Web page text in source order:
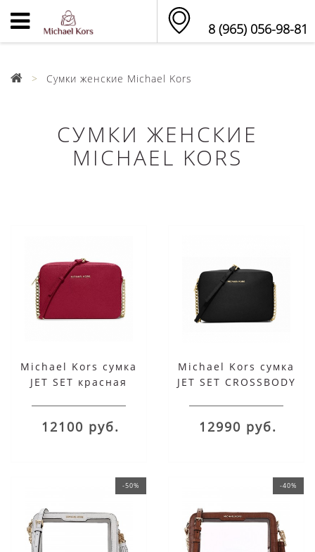
8 (965) 056-98-81
Сумки женские Michael Kors
СУМКИ ЖЕНСКИЕ
MICHAEL KORS
Michael Kors сумка
JET SET красная
12100 руб.
Michael Kors сумка
JET SET CROSSBODY
12990 руб.
-50% -40%